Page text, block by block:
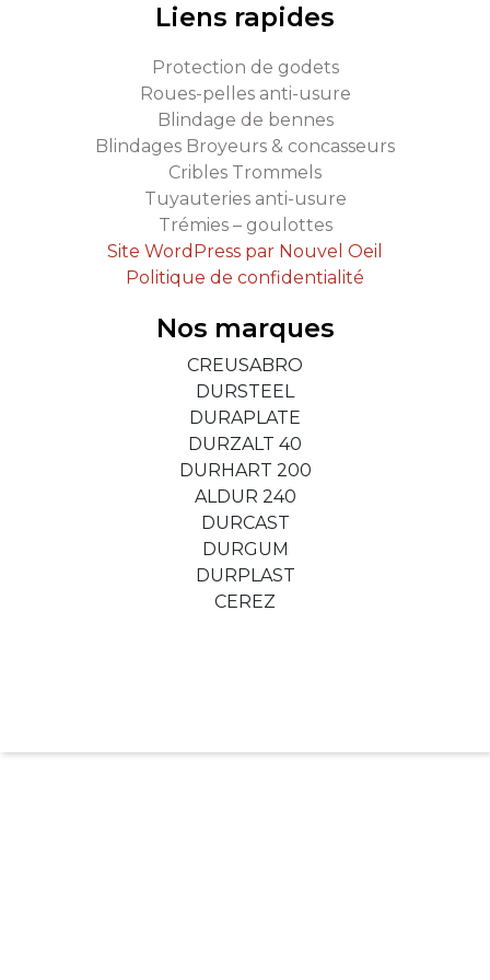
Liens rapides
Protection de godets
Roues-pelles anti-usure
Blindage de bennes
Blindages Broyeurs & concasseurs
Cribles Trommels
Tuyauteries anti-usure
Trémies – goulottes
Site WordPress par Nouvel Oeil
Politique de confidentialité
Nos marques
CREUSABRO
DURSTEEL
DURAPLATE
DURZALT 40
DURHART 200
ALDUR 240
DURCAST
DURGUM
DURPLAST
CEREZ